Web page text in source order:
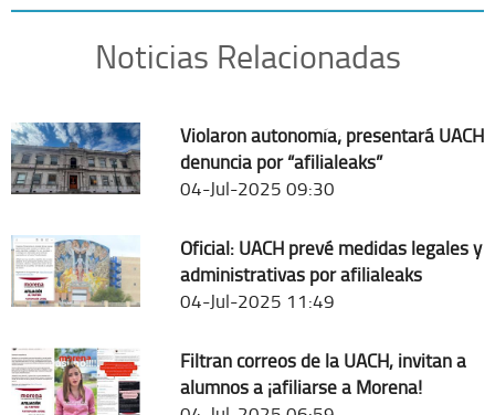
Noticias Relacionadas
Violaron autonomía; presentará UACH
denuncia por “afilialeaks”
04-Jul-2025 09:30
Oficial: UACH prevé medidas legales y
administrativas por afilialeaks
04-Jul-2025 11:49
Filtran correos de la UACH, invitan a
alumnos a ¡afiliarse a Morena!